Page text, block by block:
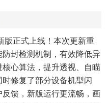
版正式上线！本次更新重
封检测机制，有效降低异
心算法，提升透视、自瞄
修复了部分设备机型闪
馈，新版运行更流畅，画